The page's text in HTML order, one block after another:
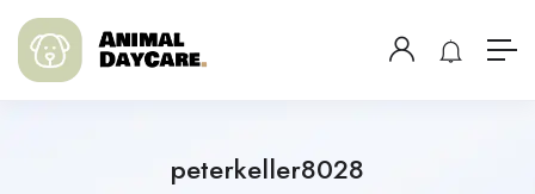
peterkeller8028